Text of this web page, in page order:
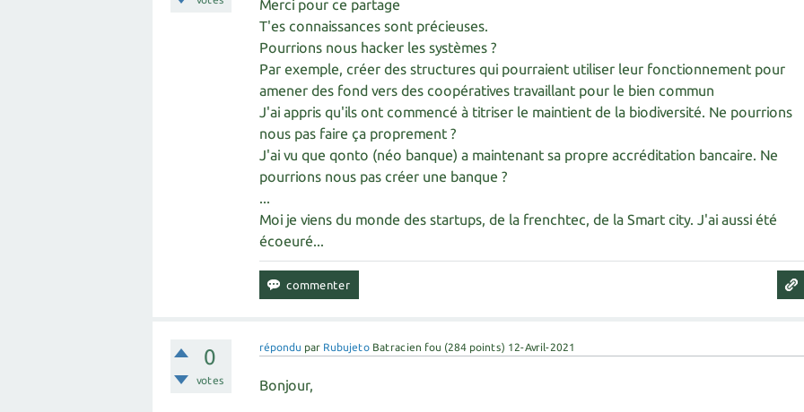
Merci pour ce partage
T'es connaissances sont précieuses.
Pourrions nous hacker les systèmes ?
Par exemple, créer des structures qui pourraient utiliser leur fonctionnement pour
amener des fond vers des coopératives travaillant pour le bien commun
J'ai appris qu'ils ont commencé à titriser le maintient de la biodiversité. Ne pourrions
nous pas faire ça proprement ?
J'ai vu que qonto (néo banque) a maintenant sa propre accréditation bancaire. Ne
pourrions nous pas créer une banque ?
...
Moi je viens du monde des startups, de la frenchtec, de la Smart city. J'ai aussi été
écoeuré...
0
votes
répondu par Rubujeto Batracien fou (284 points) 12-Avril-2021
Bonjour,